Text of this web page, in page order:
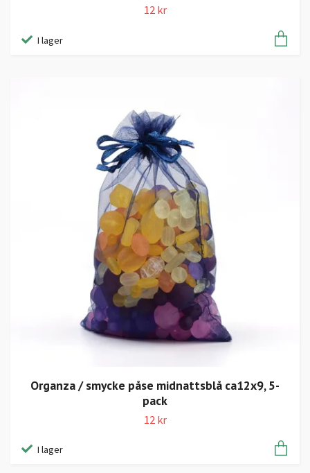
12 kr
I lager
Organza / smycke påse midnattsblå ca12x9, 5-
pack
12 kr
I lager